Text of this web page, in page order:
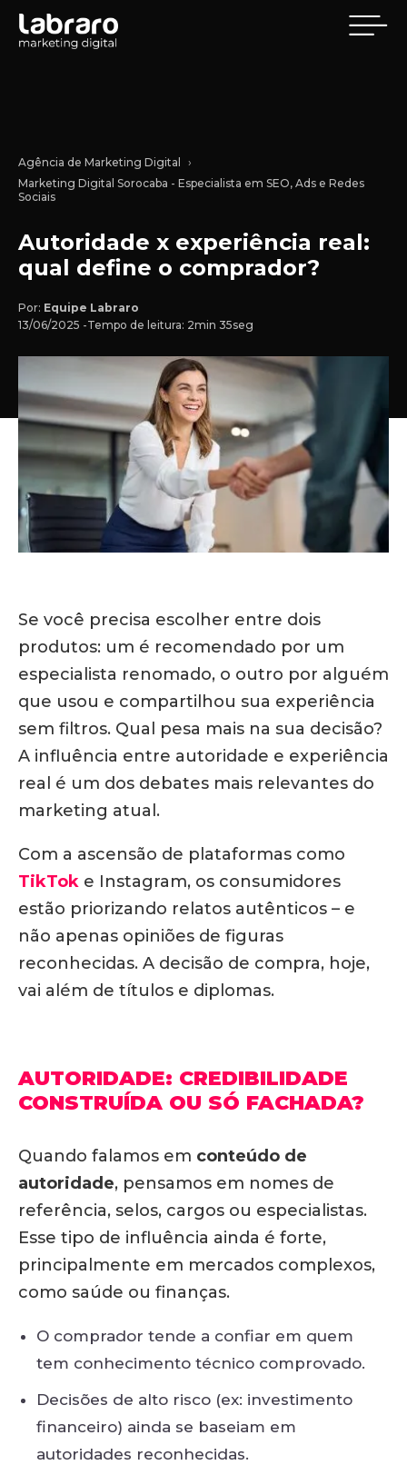
Agência de Marketing Digital
Marketing Digital Sorocaba - Especialista em SEO, Ads e Redes
Sociais
Autoridade x experiência real:
qual define o comprador?
Por: Equipe Labraro
13/06/2025 -Tempo de leitura: 2min 35seg
Se você precisa escolher entre dois
produtos: um é recomendado por um
especialista renomado, o outro por alguém
que usou e compartilhou sua experiência
sem filtros. Qual pesa mais na sua decisão?
A influência entre autoridade e experiência
real é um dos debates mais relevantes do
marketing atual.
Com a ascensão de plataformas como
TikTok e Instagram, os consumidores
estão priorizando relatos autênticos – e
não apenas opiniões de figuras
reconhecidas. A decisão de compra, hoje,
vai além de títulos e diplomas.
AUTORIDADE: CREDIBILIDADE
CONSTRUÍDA OU SÓ FACHADA?
Quando falamos em conteúdo de
autoridade, pensamos em nomes de
referência, selos, cargos ou especialistas.
Esse tipo de influência ainda é forte,
principalmente em mercados complexos,
como saúde ou finanças.
O comprador tende a confiar em quem
tem conhecimento técnico comprovado.
Decisões de alto risco (ex: investimento
financeiro) ainda se baseiam em
autoridades reconhecidas.